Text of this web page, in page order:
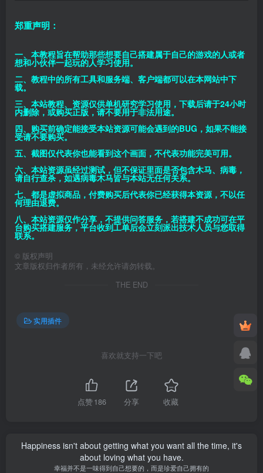
郑重声明：
一、本教程旨在帮助那些想要自己搭建属于自己的游戏的人或者
想和小伙伴一起玩的人学习使用。
二、教程中的所有工具和服务端、客户端都可以在本网站中下
载。
三、本站教程、资源仅供单机研究学习使用，下载后请于24小时
内删除，或购买正版，请不要用于非法用途。
四、购买前确定能接受本站资源可能会遇到的BUG，如果不能接
受请不要购买。
五、截图仅代表你也能看到这个画面，不代表功能完美可用。
六、本站资源虽经过测试，但不保证里面是否包含木马、病毒，
请自行查杀，如遇病毒木马皆与本站无任何关系。
七、都是虚拟商品，付费购买后代表你已经获得本资源，不以任
何理由退费。
八、本站资源仅作分享，不提供问答服务，若搭建不成功可在平
台购买搭建服务，平台收到工单后会立刻派出技术人员与您取得
联系。
© 版权声明
文章版权归作者所有，未经允许请勿转载。
THE END
实用插件
喜欢就支持一下吧
点赞186 分享 收藏
Happiness isn't about getting what you want all the time, it's
about loving what you have.
幸福并不是一味得到自己想要的，而是珍爱自己拥有的